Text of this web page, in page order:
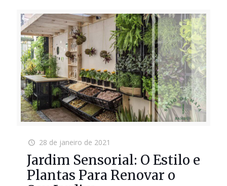
28 de janeiro de 2021
Jardim Sensorial: O Estilo e
Plantas Para Renovar o